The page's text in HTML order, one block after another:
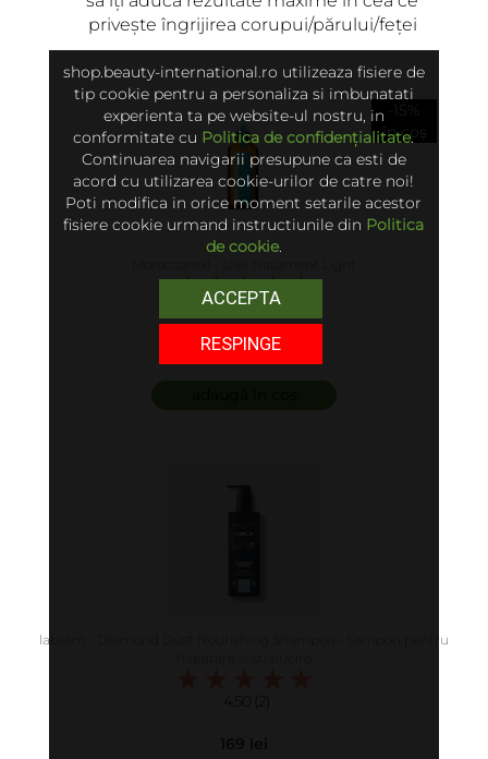
ÎNCARCA IMAGINI
ADAUGĂ
privește îngrijirea corupui/părului/feței
-15%
în coș
5.00 (6)
250 lei
label.m - Diamond Dust Nourishing Shampoo - Sampon pentru
4.50 (2)
shop.beauty-international.ro utilizeaza fisiere de
tip cookie pentru a personaliza si imbunatati
experienta ta pe website-ul nostru, in
conformitate cu Politica de confidențialitate.
Continuarea navigarii presupune ca esti de
acord cu utilizarea cookie-urilor de catre noi!
Poti modifica in orice moment setarile acestor
fisiere cookie urmand instructiunile din Politica
de cookie.
ACCEPTA
RESPINGE